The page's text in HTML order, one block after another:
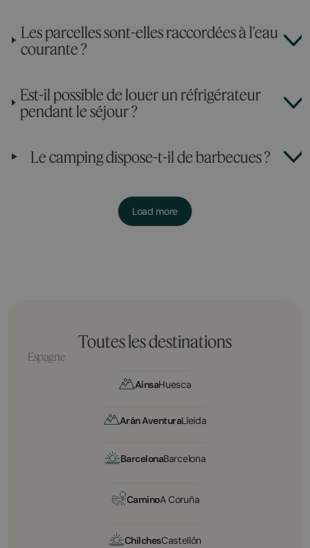
Les parcelles sont-elles raccordées à l'eau
courante ?
Est-il possible de louer un réfrigérateur
pendant le séjour ?
Le camping dispose-t-il de barbecues ?
Load more
Toutes les destinations
Espagne
AínsaHuesca
Arán AventuraLleida
BarcelonaBarcelona
CaminoA Coruña
ChilchesCastellón